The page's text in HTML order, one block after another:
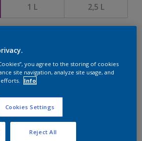
1 L 2,5 L
de website in de gaten, we werken
voorraad aan te vullen.
you agree to the storing of cookies
site navigation, analyze site usage, and
Info
Cookies Settings
Reject All